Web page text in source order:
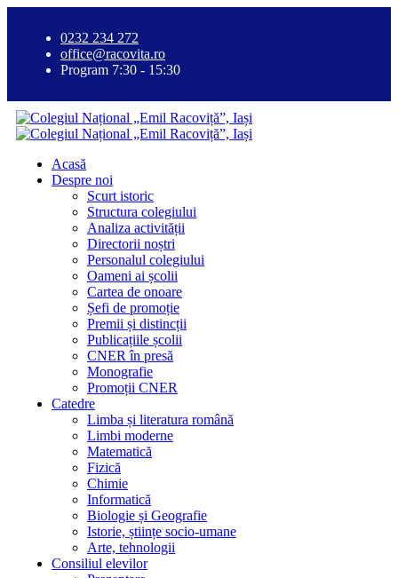
0232 234 272
office@racovita.ro
Program 7:30 - 15:30
Acasă
Despre noi
Scurt istoric
Structura colegiului
Analiza activității
Directorii noștri
Personalul colegiului
Oameni ai școlii
Cartea de onoare
Șefi de promoție
Premii și distincții
Publicațiile școlii
CNER în presă
Monografie
Promoții CNER
Catedre
Limba și literatura română
Limbi moderne
Matematică
Fizică
Chimie
Informatică
Biologie și Geografie
Istorie, științe socio-umane
Arte, tehnologii
Consiliul elevilor